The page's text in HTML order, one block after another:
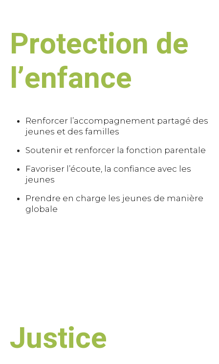
Protection de
l’enfance
Renforcer l’accompagnement partagé des
jeunes et des familles
Soutenir et renforcer la fonction parentale
Favoriser l’écoute, la confiance avec les
jeunes
Prendre en charge les jeunes de manière
globale
Justice